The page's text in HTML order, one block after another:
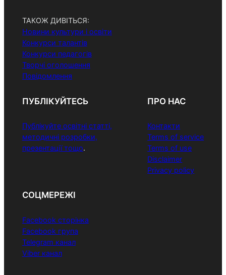
ТАКОЖ ДИВІТЬСЯ:
Новини культури і освіти
Конкурси талантів
Конкурси педагогів
Творчі оголошення
Повідомлення
ПУБЛІКУЙТЕСЬ
Публікуйте освітні статті,
методичні розробки,
презентації тощо.
ПРО НАС
Контакти
Terms of service
Terms of use
Disclaimer
Privacy policy
СОЦМЕРЕЖІ
Facebook сторінка
Facebook група
Telegram канал
Viber канал